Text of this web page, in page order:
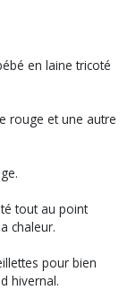
en laine tricoté
rouge et une autre
tout au point
chaleur.
pour bien
hivernal.